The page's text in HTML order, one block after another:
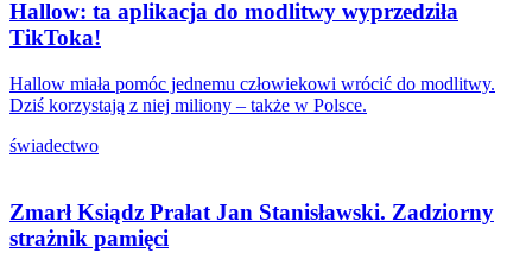
Hallow: ta aplikacja do modlitwy wyprzedziła
TikToka!
Hallow miała pomóc jednemu człowiekowi wrócić do modlitwy.
Dziś korzystają z niej miliony – także w Polsce.
świadectwo
Zmarł Ksiądz Prałat Jan Stanisławski. Zadziorny
strażnik pamięci